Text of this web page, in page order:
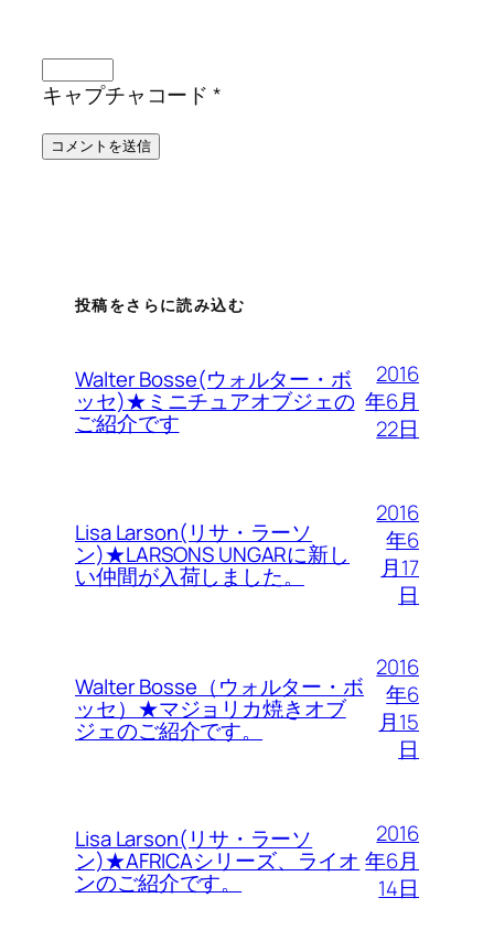
キャプチャコード *
投稿をさらに読み込む
Walter Bosse(ウォルター・ボ
ッセ)★ミニチュアオブジェの
ご紹介です
2016
年6月
22日
Lisa Larson(リサ・ラーソ
ン)★LARSONS UNGARに新し
い仲間が入荷しました。
2016
年6
月17
日
Walter Bosse（ウォルター・ボ
ッセ）★マジョリカ焼きオブ
ジェのご紹介です。
2016
年6
月15
日
Lisa Larson(リサ・ラーソ
ン)★AFRICAシリーズ、ライオ
ンのご紹介です。
2016
年6月
14日